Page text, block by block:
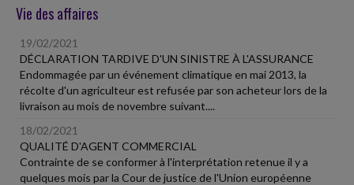
Vie des affaires
19/02/2021
DÉCLARATION TARDIVE D'UN SINISTRE À L'ASSURANCE
Endommagée par un événement climatique en mai 2013, la
récolte d'un agriculteur est refusée par son acheteur lors de la
livraison au mois de novembre suivant....
18/02/2021
QUALITÉ D'AGENT COMMERCIAL
Contrainte de se conformer à l'interprétation retenue il y a
quelques mois par la Cour de justice de l'Union européenne